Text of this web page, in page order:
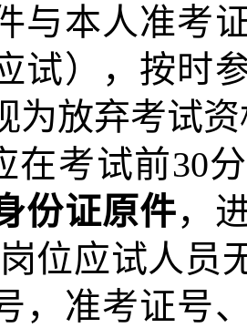
与本人准考
试），按时
为放弃考试
在考试前30
份证原件，
岗位应试人
，准考证号